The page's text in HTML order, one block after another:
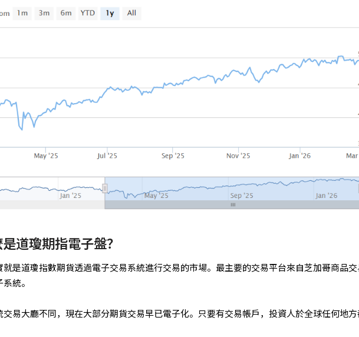
道瓊期指電子盤？
就是道瓊指數期貨透過電子交易系統進行交易的市場。最主要的交易平台來自芝加哥商品
統。
交易大廳不同，現在大部分期貨交易早已電子化。只要有交易帳戶，投資人於全球任何地